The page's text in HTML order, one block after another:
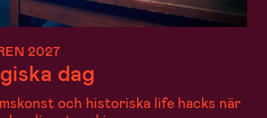
2027
dag
och historiska life hacks när